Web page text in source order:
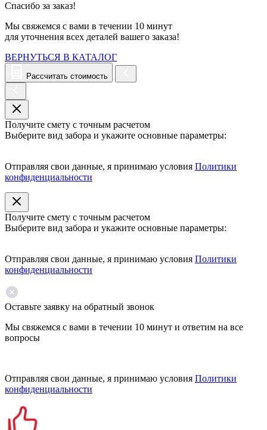
Спасибо за заказ!
Мы свяжемся с вами в течении 10 минут
для уточнения всех деталей вашего заказа!
ВЕРНУТЬСЯ В КАТАЛОГ
Рассчитать стоимость
Получите смету с точным расчетом
Выберите вид забора и укажите основные параметры:
Отправляя свои данные, я принимаю условия Политики
конфиденциальности
Получите смету с точным расчетом
Выберите вид забора и укажите основные параметры:
Отправляя свои данные, я принимаю условия Политики
конфиденциальности
Оставьте заявку на обратный звонок
Мы свяжемся с вами в течении 10 минут и ответим на все
вопросы
Отправляя свои данные, я принимаю условия Политики
конфиденциальности